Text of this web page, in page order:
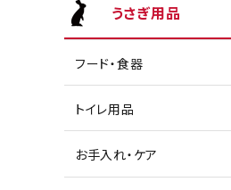
うさぎ用品
フード・食器
トイレ用品
お手入れ・ケア